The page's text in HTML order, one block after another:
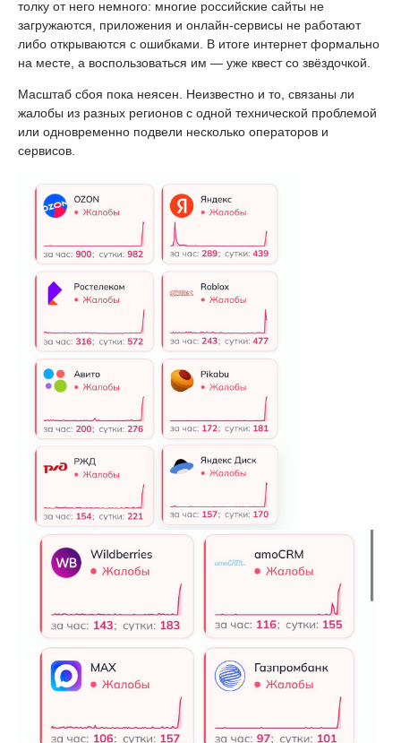
толку от него немного: многие российские сайты не
загружаются, приложения и онлайн-сервисы не работают
либо открываются с ошибками. В итоге интернет формально
на месте, а воспользоваться им — уже квест со звёздочкой.
Масштаб сбоя пока неясен. Неизвестно и то, связаны ли
жалобы из разных регионов с одной технической проблемой
или одновременно подвели несколько операторов и
сервисов.